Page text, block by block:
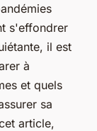
s'effondrer
il est
à
et quels
sa
article,